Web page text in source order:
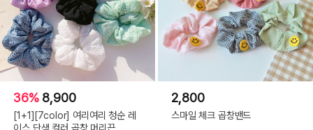
36% 8,900
[1+1][7color] 여리여리 청순 레
이스 단색 컬러 곱창 머리끈
2,800
스마일 체크 곱창밴드